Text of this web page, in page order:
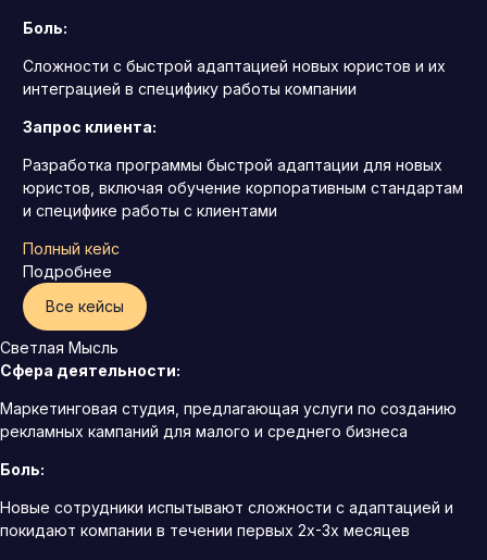
Боль:
Сложности с быстрой адаптацией новых юристов и их
интеграцией в специфику работы компании
Запрос клиента:
Разработка программы быстрой адаптации для новых
юристов, включая обучение корпоративным стандартам
и специфике работы с клиентами
Полный кейс
Подробнее
Все кейсы
Светлая Мысль
Сфера деятельности:
Маркетинговая студия, предлагающая услуги по созданию
рекламных кампаний для малого и среднего бизнеса
Боль:
Новые сотрудники испытывают сложности с адаптацией и
покидают компании в течении первых 2х-3х месяцев